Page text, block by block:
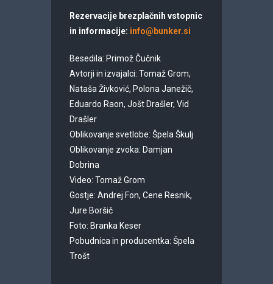
Rezervacije brezplačnih vstopnic
in informacije: info@bunker.si
Besedila: Primož Čučnik
Avtorji in izvajalci: Tomaž Grom,
Nataša Živković, Polona Janežič,
Eduardo Raon, Jošt Drašler, Vid
Drašler
Oblikovanje svetlobe: Špela Škulj
Oblikovanje zvoka: Damjan
Dobrina
Video: Tomaž Grom
Gostje: Andrej Fon, Cene Resnik,
Jure Boršič
Foto: Branka Keser
Pobudnica in producentka: Špela
Trošt